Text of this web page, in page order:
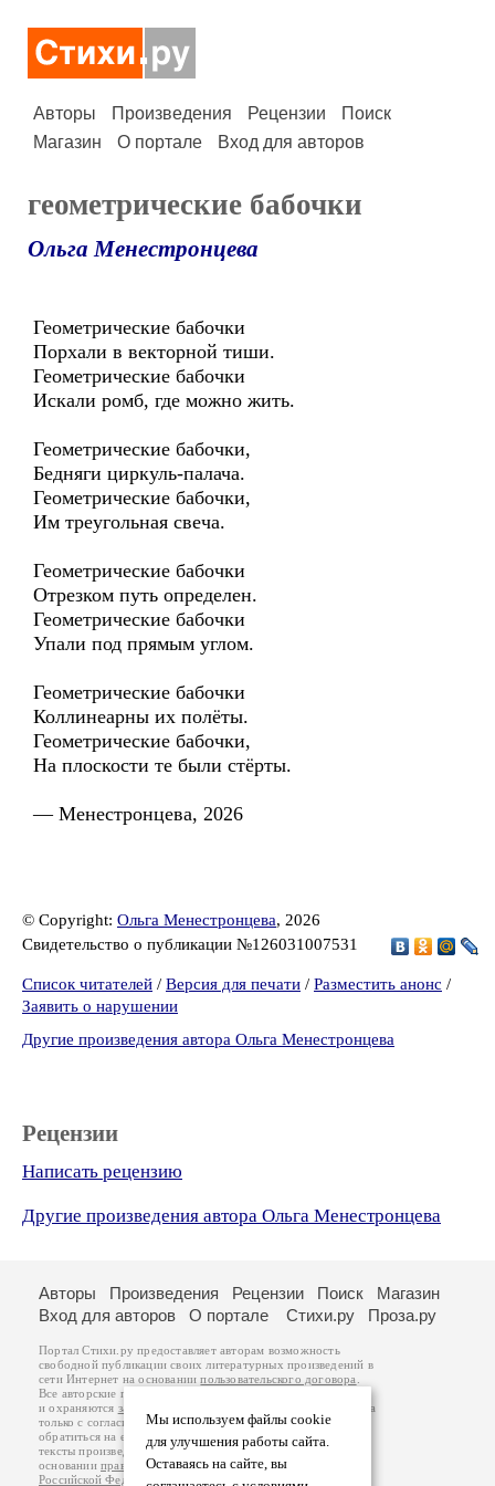
Авторы Произведения Рецензии
Поиск
Магазин
О портале Вход для авторов
геометрические бабочки
Ольга Менестронцева
Геометрические бабочки
Порхали в векторной тиши.
Геометрические бабочки
Искали ромб, где можно жить.
Геометрические бабочки,
Бедняги циркуль-палача.
Геометрические бабочки,
Им треугольная свеча.
Геометрические бабочки
Отрезком путь определен.
Геометрические бабочки
Упали под прямым углом.
Геометрические бабочки
Коллинеарны их полёты.
Геометрические бабочки,
На плоскости те были стёрты.
— Менестронцева, 2026
© Copyright: Ольга Менестронцева, 2026
Свидетельство о публикации №126031007531
Список читателей / Версия для печати / Разместить анонс /
Заявить о нарушении
Другие произведения автора Ольга Менестронцева
Рецензии
Написать рецензию
Другие произведения автора Ольга Менестронцева
Мы используем файлы cookie
для улучшения работы сайта.
Оставаясь на сайте, вы
Авторы Произведения Рецензии Поиск
Магазин
Вход для авторов
О портале Стихи.ру Проза.ру
Портал Стихи.ру предоставляет авторам возможность
свободной публикации своих литературных произведений в
сети Интернет на основаниипользовательского договора
Все авторские права на произведения принадлежат авторам
и охраняются законом
. Перепечатка произведений возможна
только с согласия его автора, к которому вы можете
обратиться на его авторской странице. Ответственность за
тексты произведений авторы несут самостоятельно на
основанииправил публикацииизаконодательства
Российской Федерации